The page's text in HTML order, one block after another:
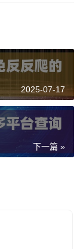
2025-07-17
下一篇 »